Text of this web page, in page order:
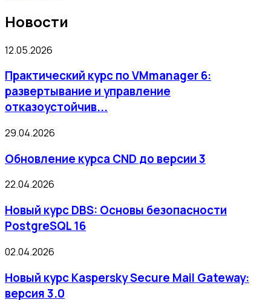
Новости
12.05.2026
Практический курс по VMmanager 6:
развертывание и управление
отказоустойчив...
29.04.2026
Обновление курса CND до версии 3
22.04.2026
Новый курс DBS: Основы безопасности
PostgreSQL 16
02.04.2026
Новый курс Kaspersky Secure Mail Gateway:
версия 3.0